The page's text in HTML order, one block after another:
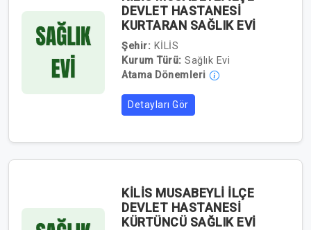
DEVLET HASTANESİ
KURTARAN SAĞLIK EVİ
Şehir: KİLİS
Kurum Türü: Sağlık Evi
Atama Dönemleri
Detayları Gör
KİLİS MUSABEYLİ İLÇE
DEVLET HASTANESİ
KÜRTÜNCÜ SAĞLIK EVİ